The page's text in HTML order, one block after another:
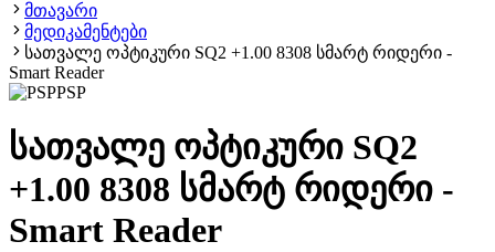
მთავარი
მედიკამენტები
სათვალე ოპტიკური SQ2 +1.00 8308 სმარტ რიდერი -
Smart Reader
PSP
სათვალე ოპტიკური SQ2
+1.00 8308 სმარტ რიდერი -
Smart Reader